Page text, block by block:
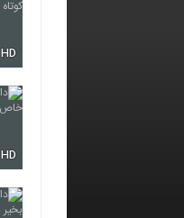
HD
HD